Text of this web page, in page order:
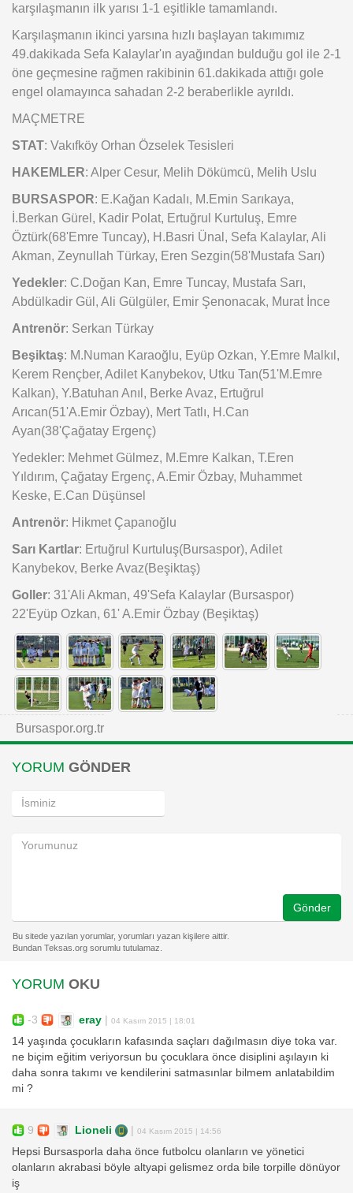
karşılaşmanın ilk yarısı 1-1 eşitlikle tamamlandı.
Karşılaşmanın ikinci yarsına hızlı başlayan takımımız
49.dakikada Sefa Kalaylar'ın ayağından bulduğu gol ile 2-1
öne geçmesine rağmen rakibinin 61.dakikada attığı gole
engel olamayınca sahadan 2-2 beraberlikle ayrıldı.
MAÇMETRE
STAT: Vakıfköy Orhan Özselek Tesisleri
HAKEMLER: Alper Cesur, Melih Dökümcü, Melih Uslu
BURSASPOR: E.Kağan Kadalı, M.Emin Sarıkaya,
İ.Berkan Gürel, Kadir Polat, Ertuğrul Kurtuluş, Emre
Öztürk(68'Emre Tuncay), H.Basri Ünal, Sefa Kalaylar, Ali
Akman, Zeynullah Türkay, Eren Sezgin(58'Mustafa Sarı)
Yedekler: C.Doğan Kan, Emre Tuncay, Mustafa Sarı,
Abdülkadir Gül, Ali Gülgüler, Emir Şenonacak, Murat İnce
Antrenör: Serkan Türkay
Beşiktaş: M.Numan Karaoğlu, Eyüp Ozkan, Y.Emre Malkıl,
Kerem Rençber, Adilet Kanybekov, Utku Tan(51'M.Emre
Kalkan), Y.Batuhan Anıl, Berke Avaz, Ertuğrul
Arıcan(51'A.Emir Özbay), Mert Tatlı, H.Can
Ayan(38'Çağatay Ergenç)
Yedekler: Mehmet Gülmez, M.Emre Kalkan, T.Eren
Yıldırım, Çağatay Ergenç, A.Emir Özbay, Muhammet
Keske, E.Can Düşünsel
Antrenör: Hikmet Çapanoğlu
Sarı Kartlar: Ertuğrul Kurtuluş(Bursaspor), Adilet
Kanybekov, Berke Avaz(Beşiktaş)
Goller: 31'Ali Akman, 49'Sefa Kalaylar (Bursaspor)
22'Eyüp Ozkan, 61' A.Emir Özbay (Beşiktaş)
Bursaspor.org.tr
YORUM GÖNDER
Gönder
YORUM OKU
-3 eray | 04 Kasım 2015 | 18:01
14 yaşında çocukların kafasında saçları dağılmasın diye toka var.
ne biçim eğitim veriyorsun bu çocuklara önce disiplini aşılayın ki
daha sonra takımı ve kendilerini satmasınlar bilmem anlatabildim
mi ?
9 Lioneli | 04 Kasım 2015 | 14:56
Hepsi Bursasporla daha önce futbolcu olanların ve yönetici
olanların akrabasi böyle altyapi gelismez orda bile torpille dönüyor
iş